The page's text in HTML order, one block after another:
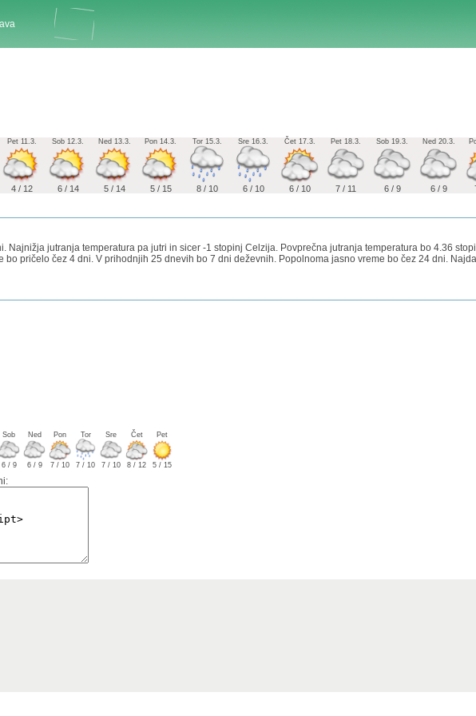
Pet 11.3. Sob 12.3. Ned 13.3. Pon 14.3. Tor 15.3. Sre 16.3. Čet 17.3. Pet 18.3. Sob 19.3. Ned 20.3.
4 / 12 6 / 14 5 / 14 5 / 15 8 / 10 6 / 10 6 / 10 7 / 11 6 / 9 6 / 9
jutranja temperatura pa jutri in sicer -1 stopinj Celzija. Povprečna jutranja temperatura bo 4.36
pričelo čez 4 dni. V prihodnjih 25 dnevih bo 7 dni deževnih. Popolnoma jasno vreme bo čez 24 dni.
Sob
6 / 9
Ned
6 / 9
Pon
7 / 10
Tor
7 / 10
Sre
7 / 10
Čet
8 / 12
Pet
5 / 15